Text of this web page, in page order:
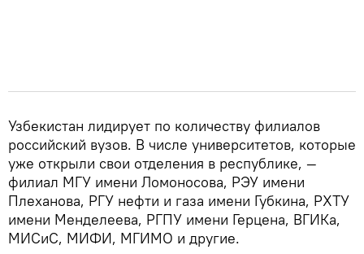
Узбекистан лидирует по количеству филиалов
российский вузов. В числе университетов, которые
уже открыли свои отделения в республике, —
филиал МГУ имени Ломоносова, РЭУ имени
Плеханова, РГУ нефти и газа имени Губкина, РХТУ
имени Менделеева, РГПУ имени Герцена, ВГИКа,
МИСиС, МИФИ, МГИМО и другие.